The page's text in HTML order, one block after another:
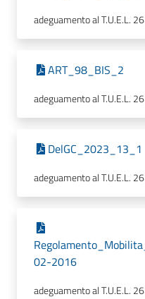
adeguamento al T.U.E.L.
ART_98_BIS_2
adeguamento al T.U.E.L.
DelGC_2023_13_1
adeguamento al T.U.E.L.
02-2016
adeguamento al T.U.E.L.